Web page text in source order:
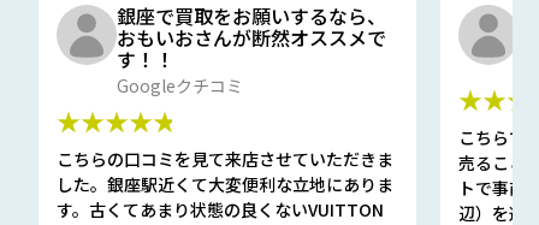
銀座で買取をお願いするなら、
おもいおさんが断然オススメで
す！！
Googleクチコミ
★★★★★
こちらの口コミを見て来店させていただきま
した。銀座駅近くて大変便利な立地にありま
す。古くてあまり状態の良くないVUITTON
こちらで
売ること
トで事前
辺）を選